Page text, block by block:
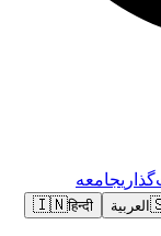
جامعه
العربية 🇮🇳हिन्दी